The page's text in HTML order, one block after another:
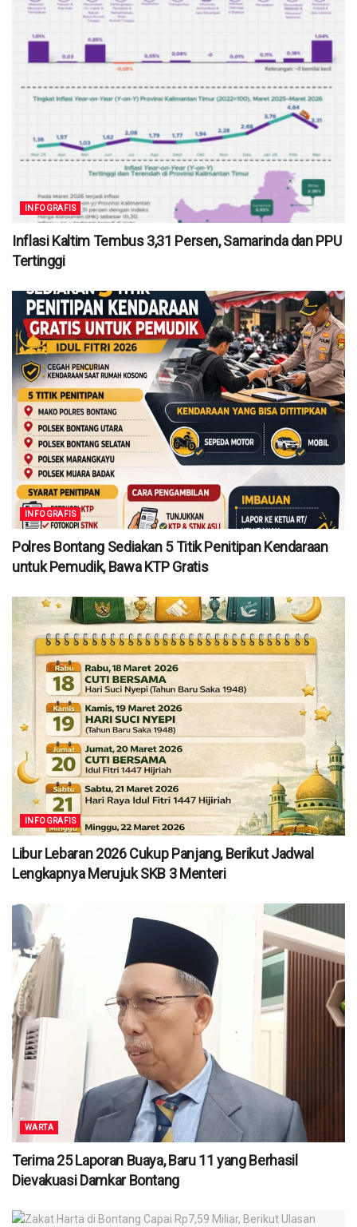
INFOGRAFIS
Inflasi Kaltim Tembus 3,31 Persen, Samarinda dan PPU
Tertinggi
INFOGRAFIS
Polres Bontang Sediakan 5 Titik Penitipan Kendaraan
untuk Pemudik, Bawa KTP Gratis
INFOGRAFIS
Libur Lebaran 2026 Cukup Panjang, Berikut Jadwal
Lengkapnya Merujuk SKB 3 Menteri
WARTA
Terima 25 Laporan Buaya, Baru 11 yang Berhasil
Dievakuasi Damkar Bontang